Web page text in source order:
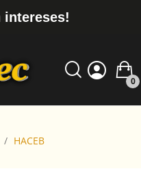
intereses!
0
HACEB